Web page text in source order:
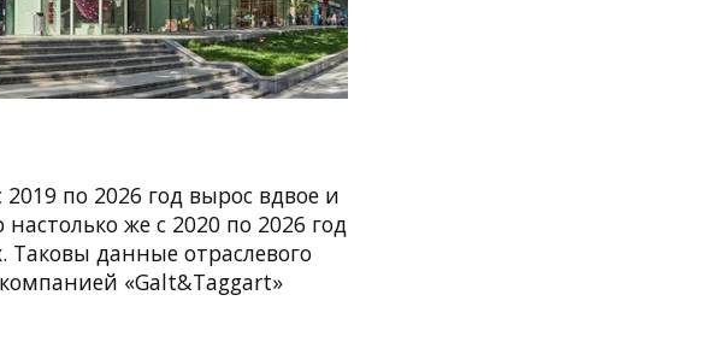
по 2026 год вырос вдвое и
же с 2020 по 2026 год
данные отраслевого
«Galt&Taggart»